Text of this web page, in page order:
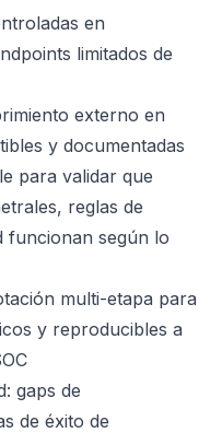
en
limitados de
externo en
y documentadas
para validar que
reglas de
funcionan según lo
multi-etapa para
y reproducibles a
gaps de
de éxito de